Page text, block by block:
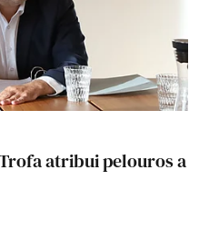
atribui pelouros a